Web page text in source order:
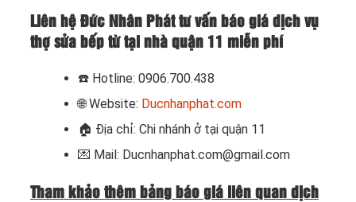
Liên hệ Đức Nhân Phát tư vấn báo giá dịch vụ
thợ sửa bếp từ tại nhà quận 11 miễn phí
☎️ Hotline: 0906.700.438
🌐 Website: Ducnhanphat.com
🏠 Địa chỉ: Chi nhánh ở tại quận 11
💌 Mail: Ducnhanphat.com@gmail.com
Tham khảo thêm bảng báo giá liên quan dịch